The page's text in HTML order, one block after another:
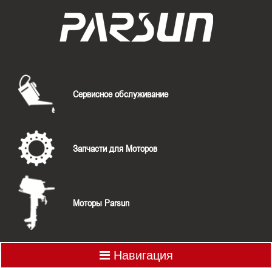
Сервисное обслуживание
Запчасти для Моторов
Моторы Parsun
Навигация